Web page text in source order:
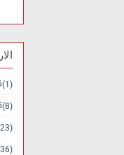
(1)
(8)
(23)
(336)